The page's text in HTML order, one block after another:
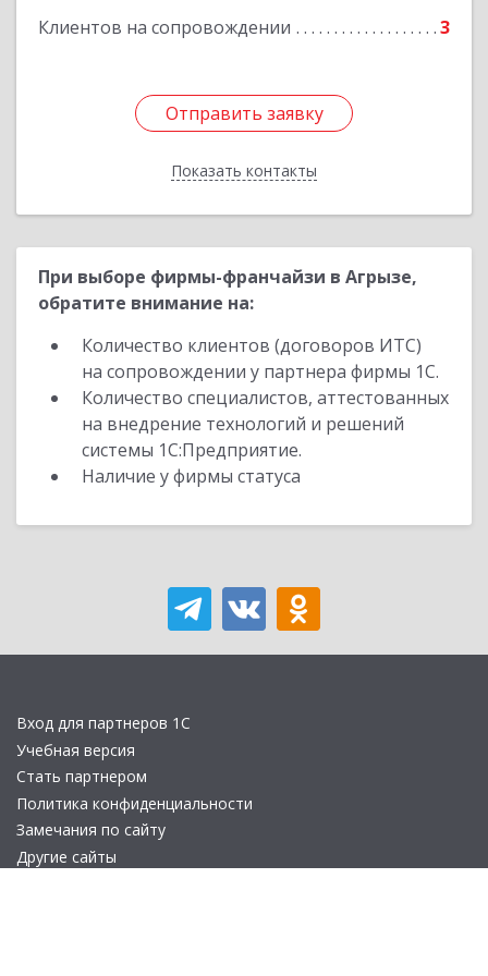
Клиентов на сопровождении 3
Отправить заявку
Показать контакты
Отправить заявку
Назад
При выборе фирмы-франчайзи в Агрызе,
обратите внимание на:
Количество клиентов (договоров ИТС)
на сопровождении у партнера фирмы 1С.
Количество специалистов, аттестованных
на внедрение технологий и решений
системы 1С:Предприятие.
Наличие у фирмы статуса
Вход для партнеров 1С
Учебная версия
Стать партнером
Политика конфиденциальности
Замечания по сайту
Другие сайты